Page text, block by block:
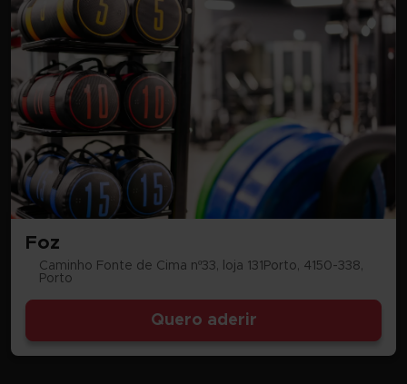
Foz
Caminho Fonte de Cima nº33, loja 131Porto, 4150-338,
Porto
Quero aderir